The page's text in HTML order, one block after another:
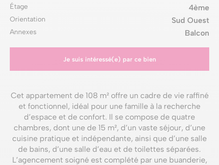
Étage 4ème
Orientation Sud Ouest
Annexes Balcon
Je suis intéressé(e) par ce bien
Cet appartement de 108 m² offre un cadre de vie raffiné
et fonctionnel, idéal pour une famille à la recherche
d’espace et de confort. Il se compose de quatre
chambres, dont une de 15 m², d’un vaste séjour, d’une
cuisine pratique et indépendante, ainsi que d’une salle
de bains, d’une salle d’eau et de toilettes séparées.
L’agencement soigné est complété par une buanderie,